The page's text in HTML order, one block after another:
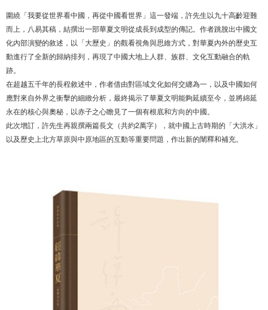
圍繞「我要從世界看中國，再從中國看世界」這一發端，許先生以九十高齡迎難
而上，八易其稿，結撰出一部華夏文明從成長到成型的傳記。作者跳脫出中國文
化內部演變的敘述，以「大歷史」的觀看視角與思維方式，對華夏內外的歷史互
動進行了全新的歸納排列，再現了中國大地上人群、族群、文化互動融合的軌
跡。
在超越五千年的長程敘述中，作者借由對區域文化如何交纏為一，以及中國如何
應對來自外界之衝擊的細緻分析，最終揭示了華夏文明能夠延續至今，並將綿延
永在的核心與奧秘，以赤子之心瞻見了一個有根底和方向的中國。
此次增訂，許先生再親撰兩篇長文（共約2萬字），就中國上古時期的「大洪水」
以及歷史上北方草原與中原地區的互動等重要問題，作出新的闡釋和補充。